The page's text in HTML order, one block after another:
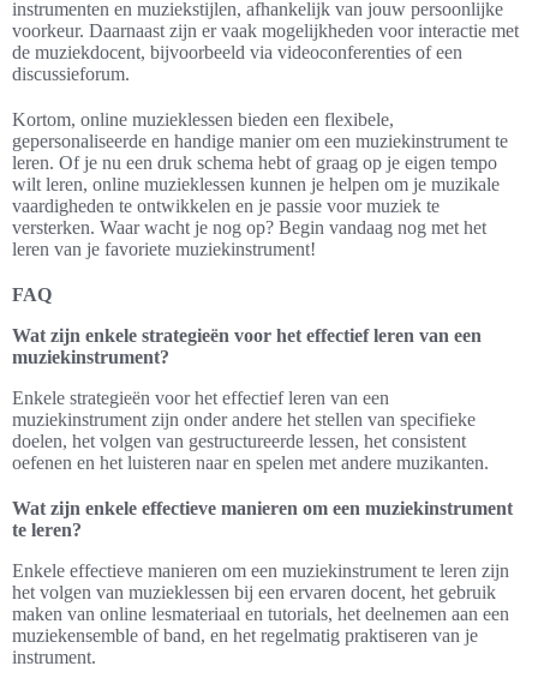
instrumenten en muziekstijlen, afhankelijk van jouw persoonlijke
voorkeur. Daarnaast zijn er vaak mogelijkheden voor interactie met
de muziekdocent, bijvoorbeeld via videoconferenties of een
discussieforum.
Kortom, online muzieklessen bieden een flexibele,
gepersonaliseerde en handige manier om een muziekinstrument te
leren. Of je nu een druk schema hebt of graag op je eigen tempo
wilt leren, online muzieklessen kunnen je helpen om je muzikale
vaardigheden te ontwikkelen en je passie voor muziek te
versterken. Waar wacht je nog op? Begin vandaag nog met het
leren van je favoriete muziekinstrument!
FAQ
Wat zijn enkele strategieën voor het effectief leren van een
muziekinstrument?
Enkele strategieën voor het effectief leren van een
muziekinstrument zijn onder andere het stellen van specifieke
doelen, het volgen van gestructureerde lessen, het consistent
oefenen en het luisteren naar en spelen met andere muzikanten.
Wat zijn enkele effectieve manieren om een muziekinstrument
te leren?
Enkele effectieve manieren om een muziekinstrument te leren zijn
het volgen van muzieklessen bij een ervaren docent, het gebruik
maken van online lesmateriaal en tutorials, het deelnemen aan een
muziekensemble of band, en het regelmatig praktiseren van je
instrument.